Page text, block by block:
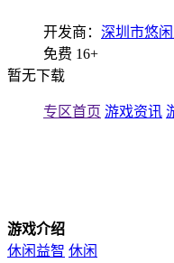
开发商： 深圳市悠
免费 16+
暂无下载
专区首页 游戏资讯
游戏介绍
休闲益智 休闲